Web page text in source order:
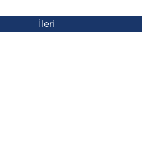
İleri